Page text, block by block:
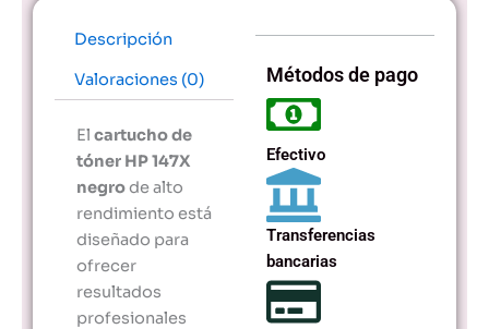
Descripción
Valoraciones (0)
El cartucho de
tóner HP 147X
negrode alto
rendimiento está
diseñado para
ofrecer
resultados
profesionales
Métodos de pago
Efectivo
Transferencias
bancarias